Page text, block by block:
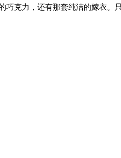
克力，还有那套纯洁的嫁衣。